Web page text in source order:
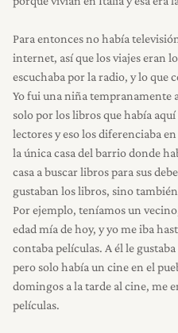
Para entonces no había
internet, así que los viajes eran
escuchaba por la radio, y lo que
Yo fui una niña tempranamente
solo por los libros que había
lectores y eso los diferenciaba
la única casa del barrio donde
casa a buscar libros para sus
gustaban los libros, sino
Por ejemplo, teníamos un
edad mía de hoy, y yo me iba
contaba películas. A él le
pero solo había un cine en el
domingos a la tarde al cine, me
películas.